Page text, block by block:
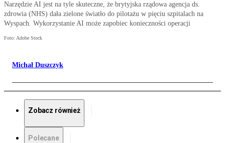
Narzędzie AI jest na tyle skuteczne, że brytyjska rządowa agencja ds.
zdrowia (NHS) dała zielone światło do pilotażu w pięciu szpitalach na
Wyspach. Wykorzystanie AI może zapobiec konieczności operacji
Foto: Adobe Stock
Michał Duszczyk
Zobacz również
Polecane